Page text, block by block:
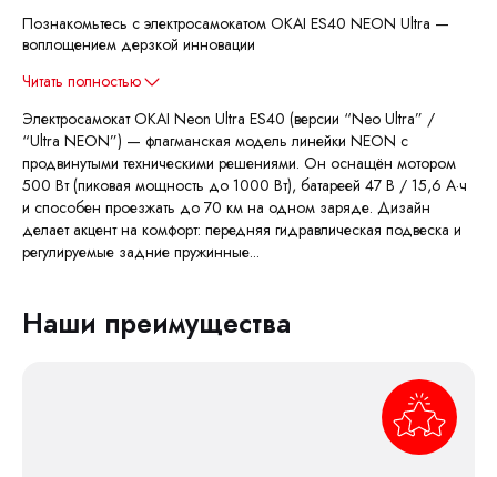
Познакомьтесь с электросамокатом OKAI ES40 NEON Ultra —
воплощением дерзкой инновации
Читать полностью
Электросамокат OKAI Neon Ultra ES40 (версии “Neo Ultra” /
“Ultra NEON”) — флагманская модель линейки NEON с
продвинутыми техническими решениями. Он оснащён мотором
500 Вт (пиковая мощность до 1000 Вт), батареей 47 В / 15,6 А·ч
и способен проезжать до 70 км на одном заряде. Дизайн
делает акцент на комфорт: передняя гидравлическая подвеска и
регулируемые задние пружинные...
Наши преимущества